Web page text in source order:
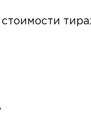
стоимости